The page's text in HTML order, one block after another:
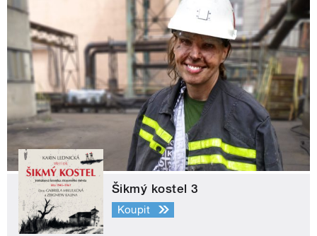
Šikmý kostel 3
Koupit